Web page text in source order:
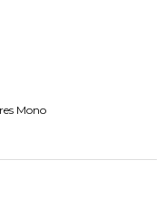
Mono